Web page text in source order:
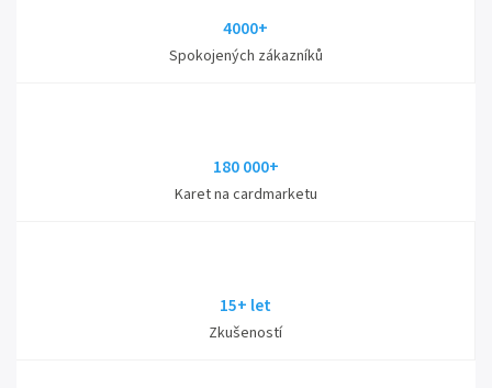
4000+
Spokojených zákazníků
180 000+
Karet na cardmarketu
15+ let
Zkušeností